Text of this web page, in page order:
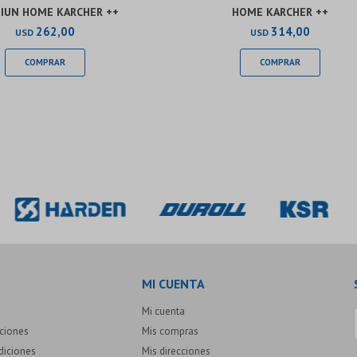
HOME KARCHER ++
USD 262,00
HOME KARCHER ++
USD 314,00
MI CUENTA
Mi cuenta
Mis compras
Mis direcciones